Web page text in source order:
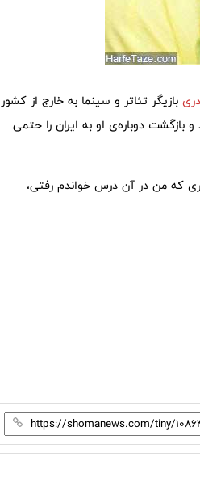
بازیگر تئاتر و سینما به خارج از کشور
و بازگشت دوباره‌ی او به ایران را حتمی
که من در آن درس خواندم رفتی،